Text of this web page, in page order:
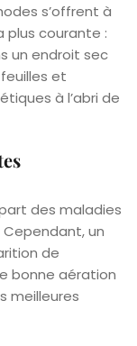
s’offrent à
plus courante :
un endroit sec
et
à l’abri de
des maladies
un
de
bonne aération
meilleures